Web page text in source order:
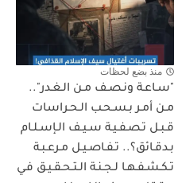
منذ بضع لحظات
"سـاعـة ونـصـف مـن الـغـدر"..
مـن أمـر بـسـحـب الـحـراسات
قـبـل تـصـفـيـة سـيـف الـإسـلـام
بـدقـائق؟.. تـفـاصـيـل مـرعـبـة
تـكـشـفـهـا لـجـنـة الـتـحـقـيـق فـي